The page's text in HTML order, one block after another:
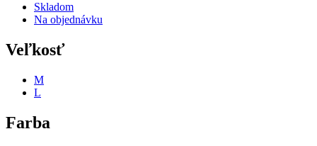
Skladom
Na objednávku
Veľkosť
M
L
Farba